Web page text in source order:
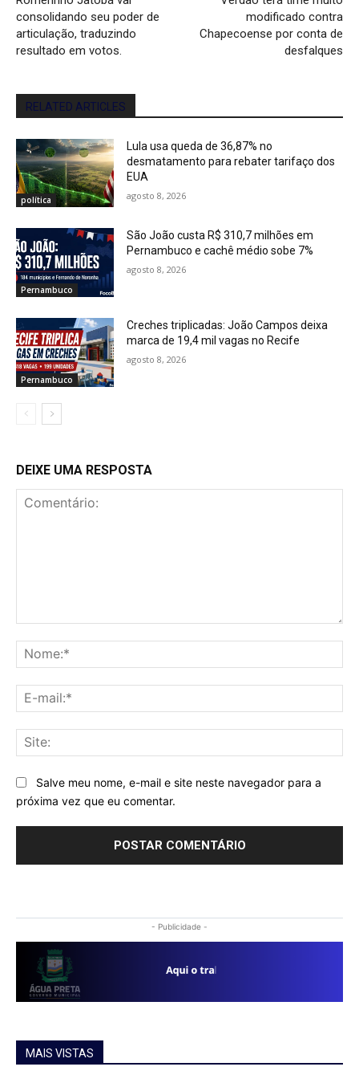
consolidando seu poder de
articulação, traduzindo
resultado em votos.
modificado contra
Chapecoense por conta de
desfalques
RELATED ARTICLES
política
Lula usa queda de 36,87% no
desmatamento para rebater tarifaço dos
EUA
agosto 8, 2026
Pernambuco
São João custa R$ 310,7 milhões em
Pernambuco e cachê médio sobe 7%
agosto 8, 2026
Pernambuco
Creches triplicadas: João Campos deixa
marca de 19,4 mil vagas no Recife
agosto 8, 2026
DEIXE UMA RESPOSTA
Salve meu nome, e-mail e site neste navegador para a
próxima vez que eu comentar.
- Publicidade -
MAIS VISTAS